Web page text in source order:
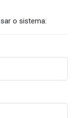
o sistema: